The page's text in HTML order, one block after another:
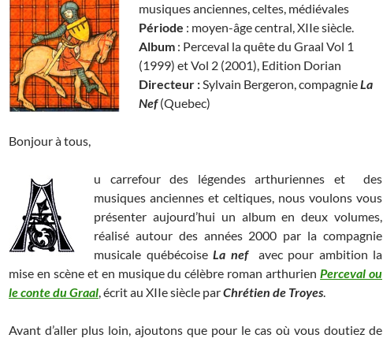
musiques anciennes, celtes, médiévales
Période : moyen-âge central, XIIe siècle.
Album : Perceval la quête du Graal Vol 1
(1999) et Vol 2 (2001), Edition Dorian
Directeur :Sylvain Bergeron, compagnieLa
Nef (Quebec)
Bonjour à tous,
u carrefour des légendes arthuriennes et des
musiques anciennes et celtiques, nous voulons vous
présenter aujourd’hui un album en deux volumes,
réalisé autour des années 2000 par la compagnie
musicale québécoise La nef
avec pour ambition la
mise en scène et en musique du célèbre roman arthurienPerceval ou
le conte du Graal, écrit au XIIe siècle parChrétien de Troyes.
Avant d’aller plus loin, ajoutons que pour le cas où vous doutiez de